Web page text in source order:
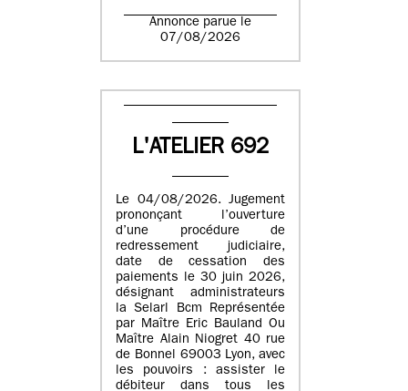
Annonce parue le
07/08/2026
L'ATELIER 692
Le 04/08/2026. Jugement
prononçant l’ouverture
d’une procédure de
redressement judiciaire,
date de cessation des
paiements le 30 juin 2026,
désignant administrateurs
la Selarl Bcm Représentée
par Maître Eric Bauland Ou
Maître Alain Niogret 40 rue
de Bonnel 69003 Lyon, avec
les pouvoirs : assister le
débiteur dans tous les